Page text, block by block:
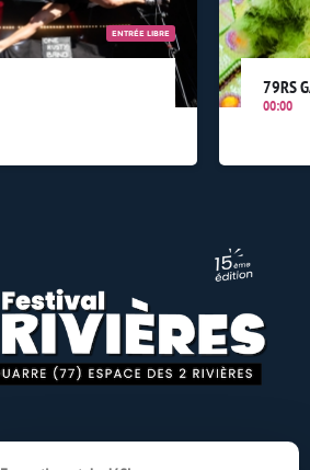
ENTRÉE LIBRE
79RS
00:00